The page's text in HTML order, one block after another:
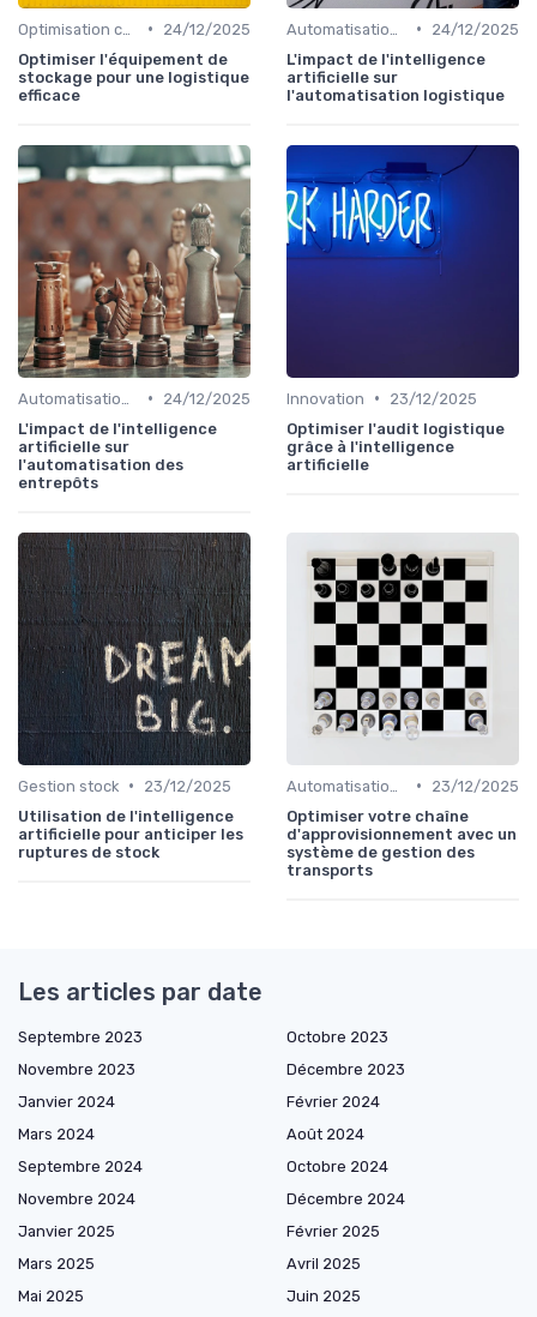
•
24/12/2025
Optimiser l'équipement de
stockage pour une logistique
efficace
•
24/12/2025
L'impact de l'intelligence
artificielle sur
l'automatisation logistique
•
24/12/2025
L'impact de l'intelligence
artificielle sur
l'automatisation des
entrepôts
Innovation •
23/12/2025
Optimiser l'audit logistique
grâce à l'intelligence
artificielle
Gestion stock •
23/12/2025
Utilisation de l'intelligence
artificielle pour anticiper les
ruptures de stock
•
23/12/2025
Optimiser votre chaîne
d'approvisionnement avec un
système de gestion des
transports
Les articles par date
Septembre 2023
Octobre 2023
Novembre 2023
Décembre 2023
Janvier 2024
Février 2024
Mars 2024
Août 2024
Septembre 2024
Octobre 2024
Novembre 2024
Décembre 2024
Janvier 2025
Février 2025
Mars 2025
Avril 2025
Mai 2025
Juin 2025